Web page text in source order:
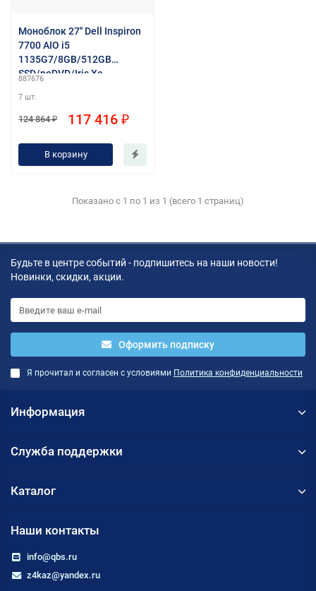
Моноблок 27'' Dell Inspiron
7700 AIO i5
1135G7/8GB/512GB
SSD/noDVD/Iris Xe
887676
7 шт.
124 864 ₽ 117 416 ₽
В корзину
Показано с 1 по 1 из 1 (всего 1 страниц)
Будьте в центре событий - подпишитесь на наши новости!
Новинки, скидки, акции.
Оформить подписку
Я прочитал и согласен с условиями Политика конфиденциальности
Информация
Служба поддержки
Каталог
Наши контакты
info@qbs.ru
z4kaz@yandex.ru